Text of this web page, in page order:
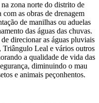
zona norte do distrito de
as obras de drenagem
de manilhas ou aduelas
das águas das chuvas.
direcionar as águas pluviais
Triângulo Leal e vários outros
a qualidade de vida das
diminuindo o mau
e animais peçonhentos.